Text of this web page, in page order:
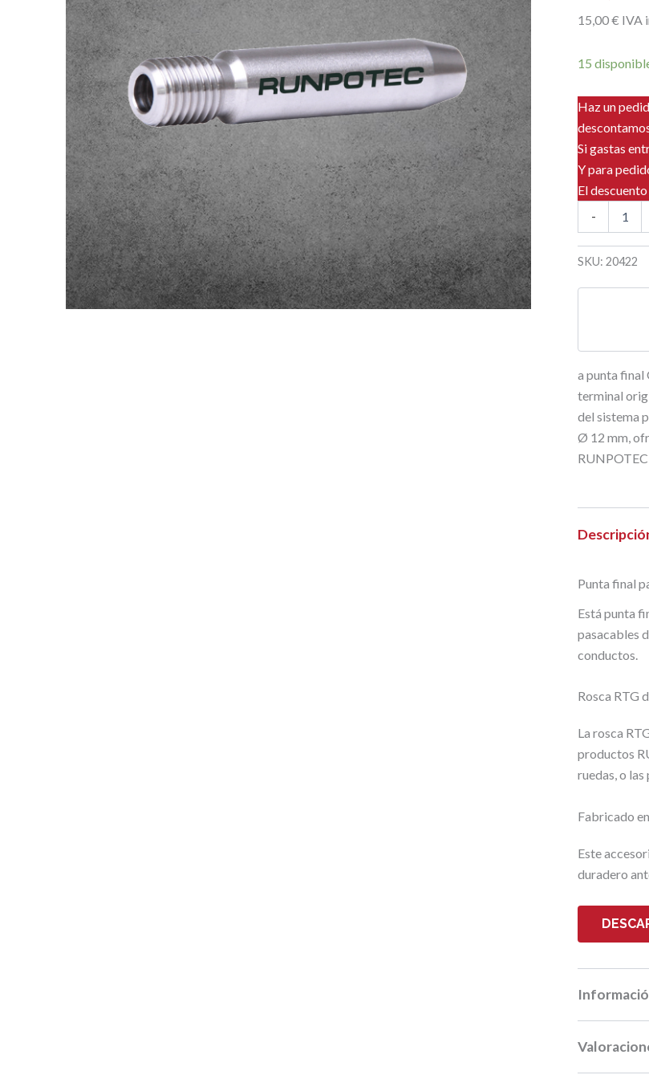
15 ,00€ IVA
15
Haz un
Si gastas
Y para
El
-
Ø
RTG
SKU: 20422
a punta final
terminal
del sistema
Ø 12 mm,
Punta final
Está punta
pasacables
conductos.
Rosca RTG
La rosca
productos
ruedas, o las
Fabricado
Este
duradero
Peso